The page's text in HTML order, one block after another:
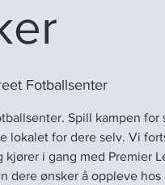
Fotballsenter
Spill kampen for
lokalet for dere selv. Vi
kjører i gang med Premier
dere ønsker å oppleve hos